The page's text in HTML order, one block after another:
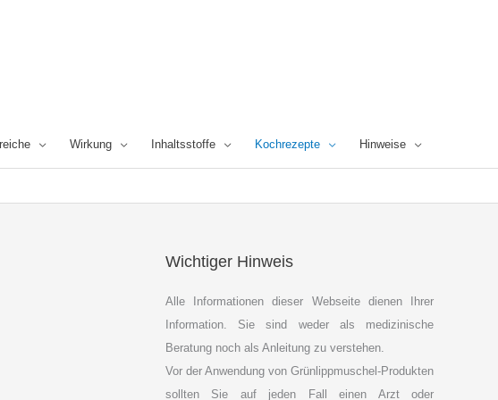
Wirkung Inhaltsstoffe Kochrezepte Hinweise
Wichtiger Hinweis
Alle Informationen dieser Webseite dienen Ihrer
Information. Sie sind weder als medizinische
Beratung noch als Anleitung zu verstehen.
Vor der Anwendung von Grünlippmuschel-Produkten
sollten Sie auf jeden Fall einen Arzt oder